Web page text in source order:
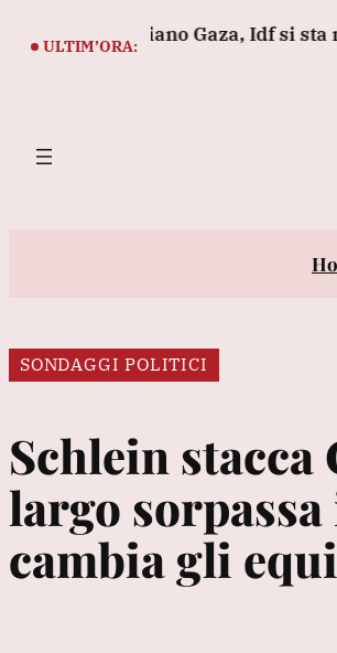
ULTIM’ORA:
a piano Gaza, Idf si sta
SONDAGGI POLITICI
Schlein
largo
cambia gli